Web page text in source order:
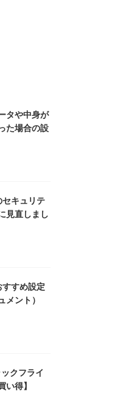
タや中身が
た場合の設
キュリテ
見直しまし
すめ設定
メント）
クフライ
い得】